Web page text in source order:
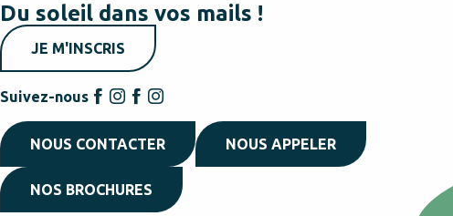
Du soleil dans vos mails !
JE M'INSCRIS
Suivez-nous
NOUS CONTACTER NOUS APPELER
NOS BROCHURES